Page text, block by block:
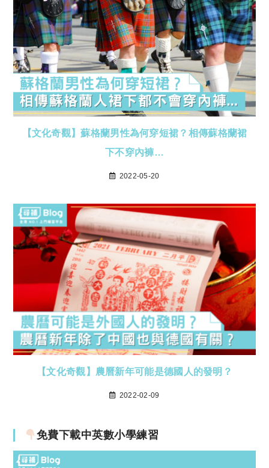
【文化奇觀】蘇格蘭男性為何穿短裙？相傳蘇格蘭裙
下不穿內褲…
2022-05-20
【文化奇觀】農曆新年可能是德國人的發明？
2022-02-09
免費下載中英數小學練習